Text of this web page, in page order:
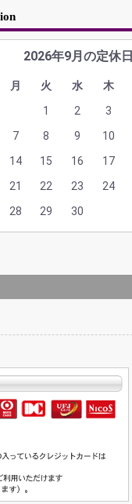
2026年9月の定休日
月 火 水 木
1
2 3
7 8 9 10
14 15 16 17
21 22 23 24
28 29 30